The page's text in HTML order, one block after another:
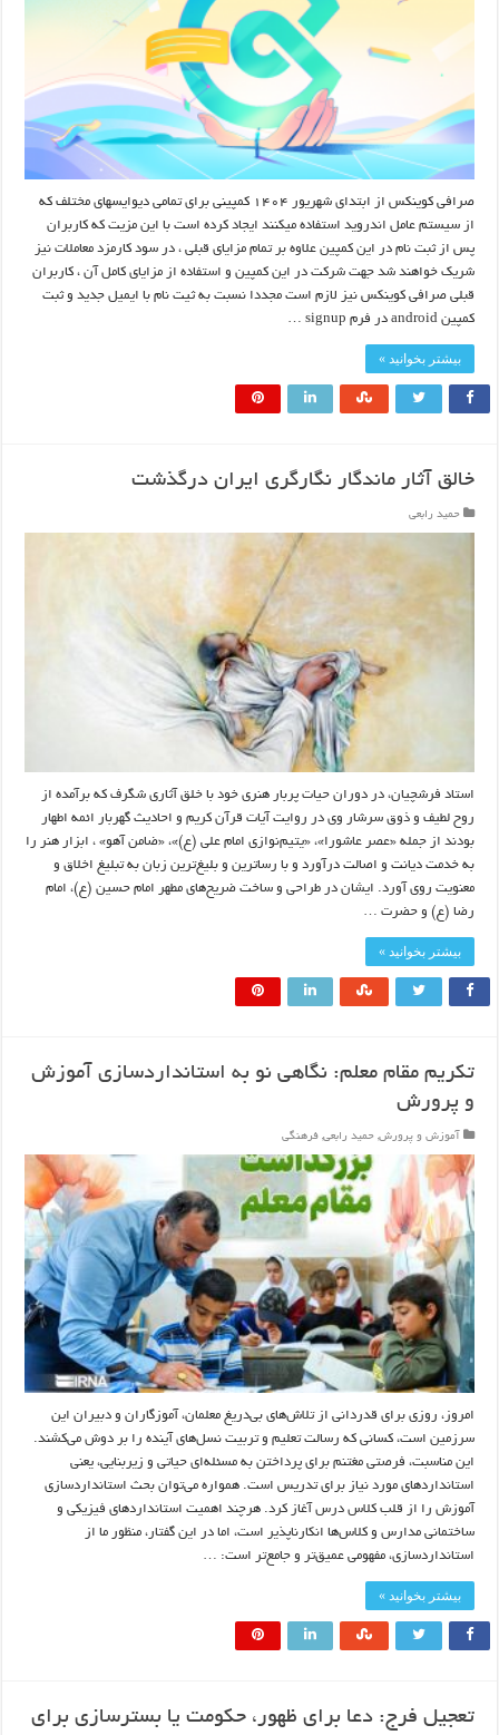
صرافی کوینکس از ابتدای شهریور ۱۴۰۴ کمپینی برای تمامی دیوایسهای مختلف که
از سیستم عامل اندروید استفاده میکنند ایجاد کرده است با این مزیت که کاربران
پس از ثبت نام در این کمپین علاوه بر تمام مزایای قبلی ، در سود کارمزد معاملات نیز
شریک خواهند شد جهت شرکت در این کمپین و استفاده از مزایای کامل آن ، کاربران
قبلی صرافی کوینکس نیز لازم است مجددا نسبت به ثیت نام با ایمیل جدید و ثبت
کمپین android در فرم signup …
بیشتر بخوانید »
خالق آثار ماندگار نگارگری ایران درگذشت
حمید رابعی
استاد فرشچیان، در دوران حیات پربار هنری خود با خلق آثاری شگرف که برآمده از
روح لطیف و ذوق سرشار وی در روایت آیات قرآن کریم و احادیث گهربار ائمه اطهار
بودند از جمله «عصر عاشورا»، «یتیم‌نوازی امام علی (ع)»، «ضامن آهو» ، ابزار هنر را
به خدمت دیانت و اصالت درآورد و با رساترین و بلیغ‌ترین زبان به تبلیغ اخلاق و
معنویت روی آورد. ایشان در طراحی و ساخت ضریح‌های مطهر امام حسین (ع)، امام
رضا (ع) و حضرت …
بیشتر بخوانید »
تکریم مقام معلم: نگاهی نو به استانداردسازی آموزش
و پرورش
آموزش و پرورش, حمید رابعی, فرهنگی
امروز، روزی برای قدردانی از تلاش‌های بی‌دریغ معلمان، آموزگاران و دبیران این
سرزمین است، کسانی که رسالت تعلیم و تربیت نسل‌های آینده را بر دوش می‌کشند.
این مناسبت، فرصتی مغتنم برای پرداختن به مسئله‌ای حیاتی و زیربنایی، یعنی
استانداردهای مورد نیاز برای تدریس است. همواره می‌توان بحث استانداردسازی
آموزش را از قلب کلاس درس آغاز کرد. هرچند اهمیت استانداردهای فیزیکی و
ساختمانی مدارس و کلاس‌ها انکارناپذیر است، اما در این گفتار، منظور ما از
استانداردسازی، مفهومی عمیق‌تر و جامع‌تر است: …
بیشتر بخوانید »
تعجیل فرج: دعا برای ظهور، حکومت یا بسترسازی برای